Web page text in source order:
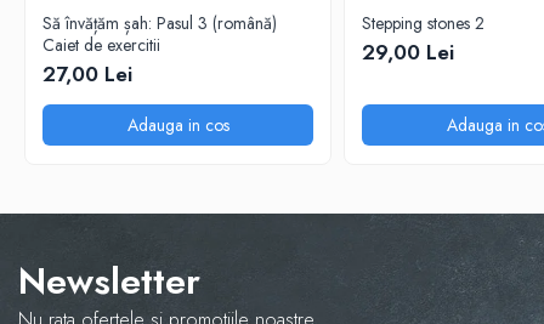
Conținut Video
Faza 3
Faza 1
Universul Chess Architect
Experiențe Șahiste
Pachete ChessArchitect
Să învățăm șah: Pasul 3 (română)
Caiet de exercitii
27,00 Lei
Adauga in cos
Stepping stones 2
29,00 Lei
Adauga in
Newsletter